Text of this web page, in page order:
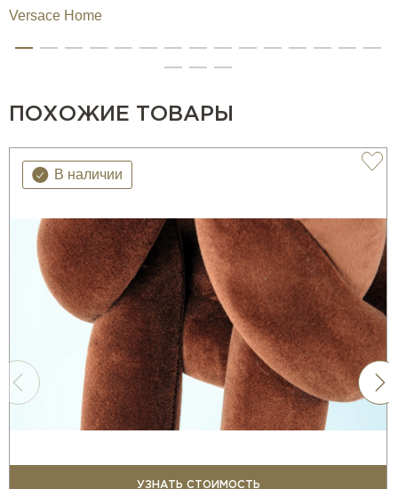
Versace Home
ПОХОЖИЕ ТОВАРЫ
В наличии
УЗНАТЬ СТОИМОСТЬ